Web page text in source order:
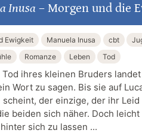
Inusa – Morgen und die
Ewigkeit Manuela Inusa cbt
Romanze Leben Tod
Tod ihres kleinen Bruders
Wort zu sagen. Bis sie auf
der einzige, der ihr
beiden sich näher. Doch
sich zu lassen ...